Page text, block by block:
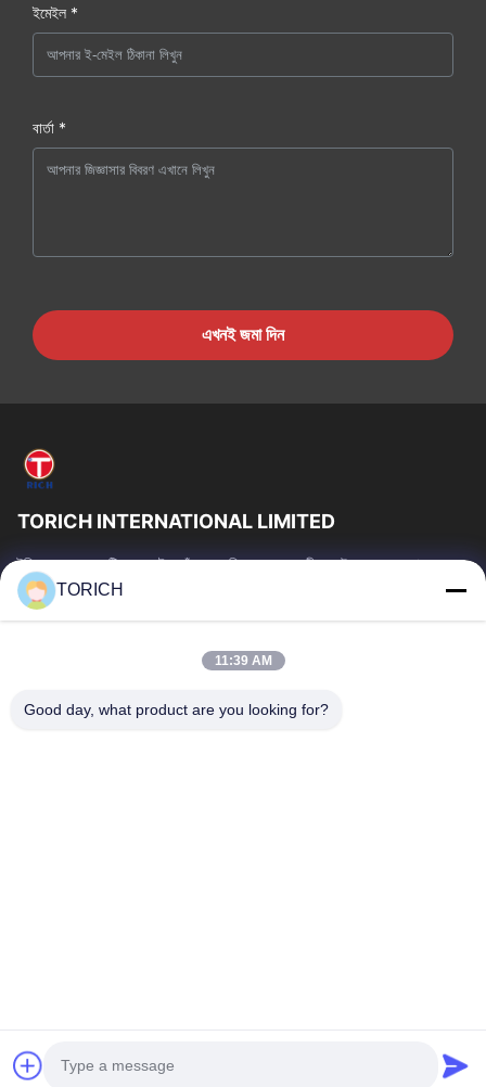
ইমেইল *
বার্তা *
এখনই জমা দিন
TORICH INTERNATIONAL LIMITED
টরিচ গ্রুপ হল একটি ওয়ান-স্টপ কাঁচামাল পরিষেবা প্রদানকারী যার উৎপাদন, গবেষণা ও
উন্নয়ন, ট্রেডিং, গুদামজাতকরণ এবং কাস্টমাইজড প্রক্রিয়াকরণে 30...
গুরুত্বপূর্ণ সংযোগ
পণ্য
কারখানা ভ্রমণ
মান নিয়ন্ত্রণ
কপিরাইট © 2015-2026 TORICH INTERNATIONAL LIMITED. সমস্ত অধিকার সংরক্ষিত।
TORICH
11:39 AM
Good day, what product are you looking for?